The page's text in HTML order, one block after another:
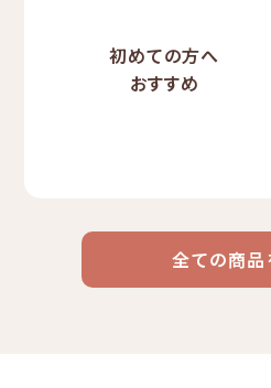
初めての方へ
おすすめ
コーヒー
リキッ
コーヒ
ケニ
全ての商品